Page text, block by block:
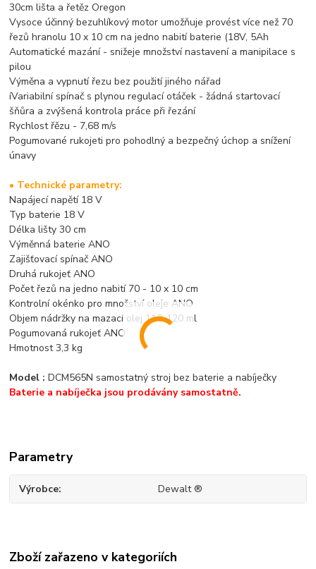
30cm lišta a řetěz Oregon
Vysoce účinný bezuhlíkový motor umožňuje provést více než 70
řezů hranolu 10 x 10 cm na jedno nabití baterie (18V, 5Ah
Automatické mazání - snižeje množství nastavení a manipilace s
pilou
Výměna a vypnutí řezu bez použití jiného nářad
íVariabilní spínač s plynou regulací otáček - žádná startovací
šňůra a zvýšená kontrola práce při řezání
Rychlost řězu - 7,68 m/s
Pogumované rukojeti pro pohodlný a bezpečný úchop a snížení
únavy
• Technické parametry:
Napájecí napětí 18 V
Typ baterie 18 V
Délka lišty 30 cm
Výměnná baterie ANO
Zajišťovací spínač ANO
Druhá rukojeť ANO
Počet řezů na jedno nabití 70 - 10 x 10 cm
Kontrolní okénko pro množství oleje ANO
Objem nádržky na mazací olej 110-120 ml
Pogumovaná rukojeť ANO
Hmotnost 3,3 kg
Model :DCM565N samostatný stroj bez baterie a nabíječky
Baterie a nabíječka jsou prodávány samostatně.
Parametry
Výrobce Dewalt ®
Zboží zařazeno v kategoriích